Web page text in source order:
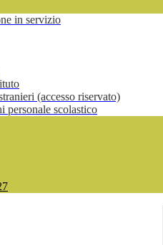
in servizio
(accesso riservato)
personale scolastico